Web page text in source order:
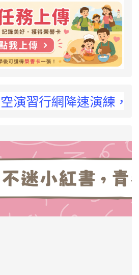
網降速演練，請預為